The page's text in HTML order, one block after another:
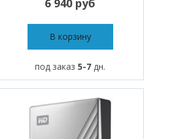
6 940 руб
В корзину
под заказ5-7 дн.